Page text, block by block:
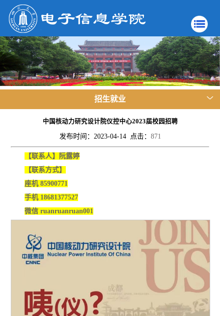
招生就业
中国核动力研究设计院仪控中心2023届校园招聘
发布时间：2023-04-14 点击： 871
【联系人】阮露婷
【联系方式】
座机 85900771
手机 18681377527
微信 ruanruanruan001